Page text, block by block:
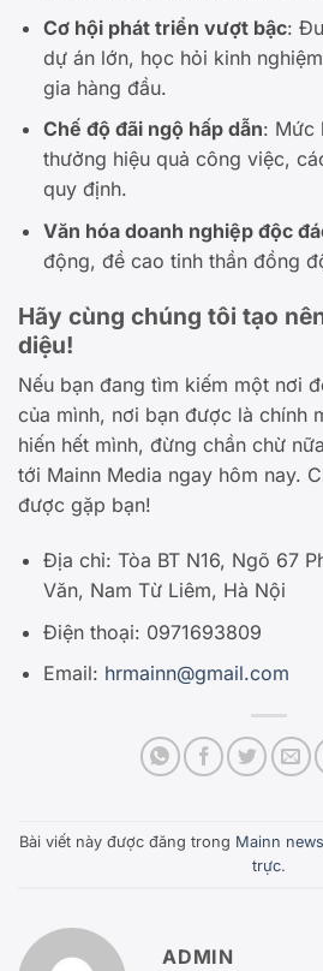
Cơ hội phát triển vượt bậc:
dự án lớn, học hỏi kinh
gia hàng đầu.
Chế độ đãi ngộ hấp dẫn: Mức
thưởng hiệu quả công việc,
quy định.
Văn hóa doanh nghiệp độc
động, đề cao tinh thần đồng
Hãy cùng chúng tôi tạo
diệu!
Nếu bạn đang tìm kiếm một nơi
của mình, nơi bạn được là chính
hiến hết mình, đừng chần chừ
tới Mainn Media ngay hôm nay.
được gặp bạn!
Địa chỉ: Tòa BT N16, Ngõ 67
Văn, Nam Từ Liêm, Hà Nội
Điện thoại: 0971693809
Email: hrmainn@gmail.com
Bài viết này được đăng trong Mainn news
trực.
ADMIN